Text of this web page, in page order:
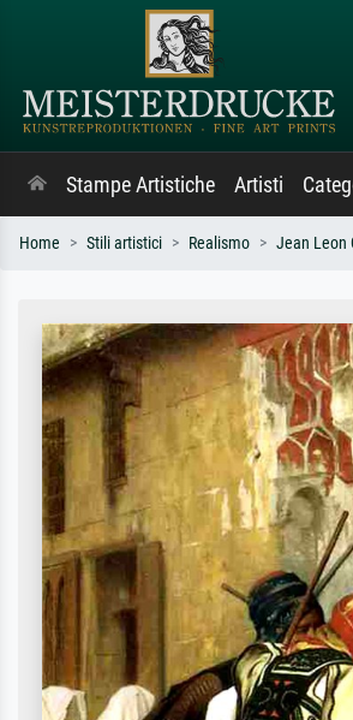
Stampe Artistiche Artisti
Home Stili artistici Realismo Jean Leon